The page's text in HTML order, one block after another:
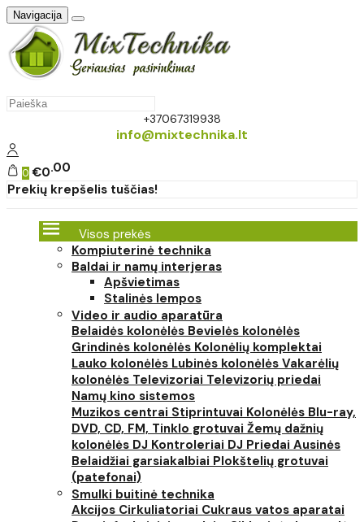
Navigacija
+37067319938
info@mixtechnika.lt
0 €0 00
Prekių krepšelis tuščias!
Visos prekės
Kompiuterinė technika
Baldai ir namų interjeras
Apšvietimas
Stalinės lempos
Video ir audio aparatūra
Belaidės kolonėlės Bevielės kolonėlės
Grindinės kolonėlės Kolonėlių komplektai
Lauko kolonėlės Lubinės kolonėlės Vakarėlių
kolonėlės Televizoriai Televizorių priedai
Namų kino sistemos
Muzikos centrai Stiprintuvai Kolonėlės Blu-ray,
DVD, CD, FM, Tinklo grotuvai Žemų dažnių
kolonėlės DJ Kontroleriai DJ Priedai Ausinės
Belaidžiai garsiakalbiai Plokštelių grotuvai
(patefonai)
Smulki buitinė technika
Akcijos Cirkuliatoriai Cukraus vatos aparatai